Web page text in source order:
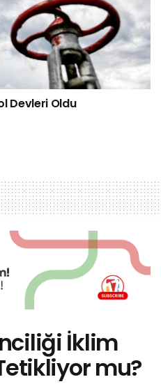
Devleri Oldu
İklim
mu?